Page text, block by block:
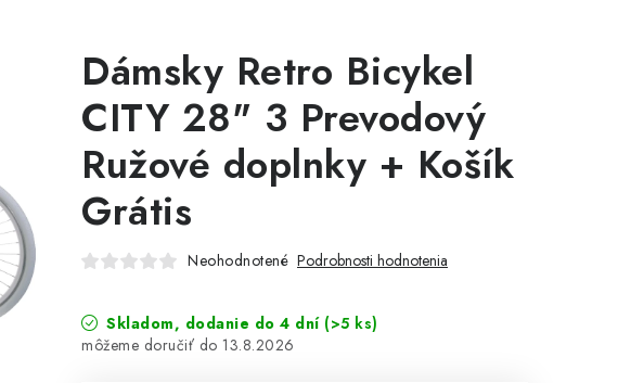
Dámsky Retro Bicykel
CITY 28" 3 Prevodový
Ružové doplnky + Košík
Grátis
Neohodnotené Podrobnosti hodnotenia
Skladom, dodanie do 4 dní (>5 ks)
13.8.2026